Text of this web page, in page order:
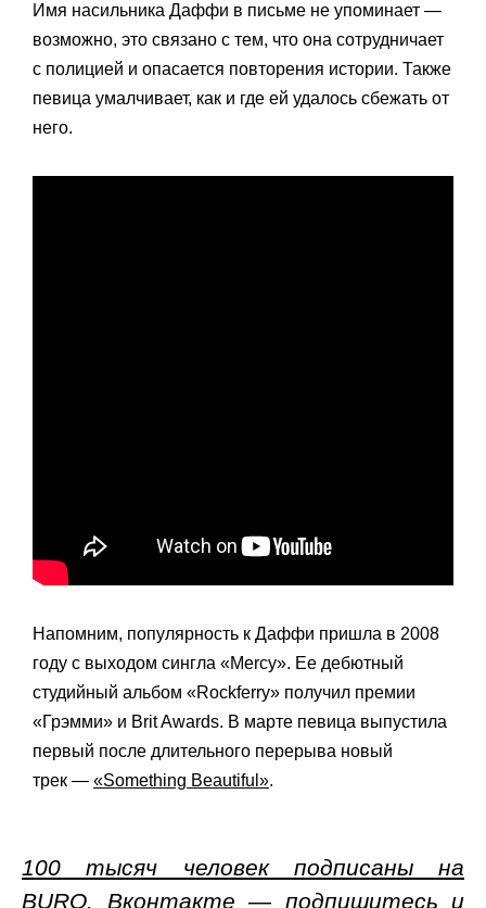
Имя насильника Даффи в письме не упоминает —
возможно, это связано с тем, что она сотрудничает
с полицией и опасается повторения истории. Также
певица умалчивает, как и где ей удалось сбежать от
него.
Напомним, популярность к Даффи пришла в 2008
году с выходом сингла «Mercy». Ее дебютный
студийный альбом «Rockferry» получил премии
«Грэмми» и Brit Awards. В марте певица выпустила
первый после длительного перерыва новый
трек — «Something Beautiful».
100 тысяч человек подписаны на
BURO. Вконтакте — подпишитесь и